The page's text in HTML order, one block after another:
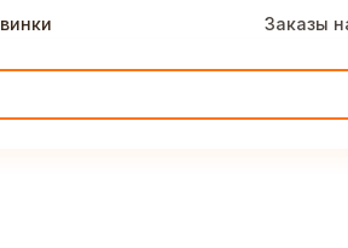
Заказы